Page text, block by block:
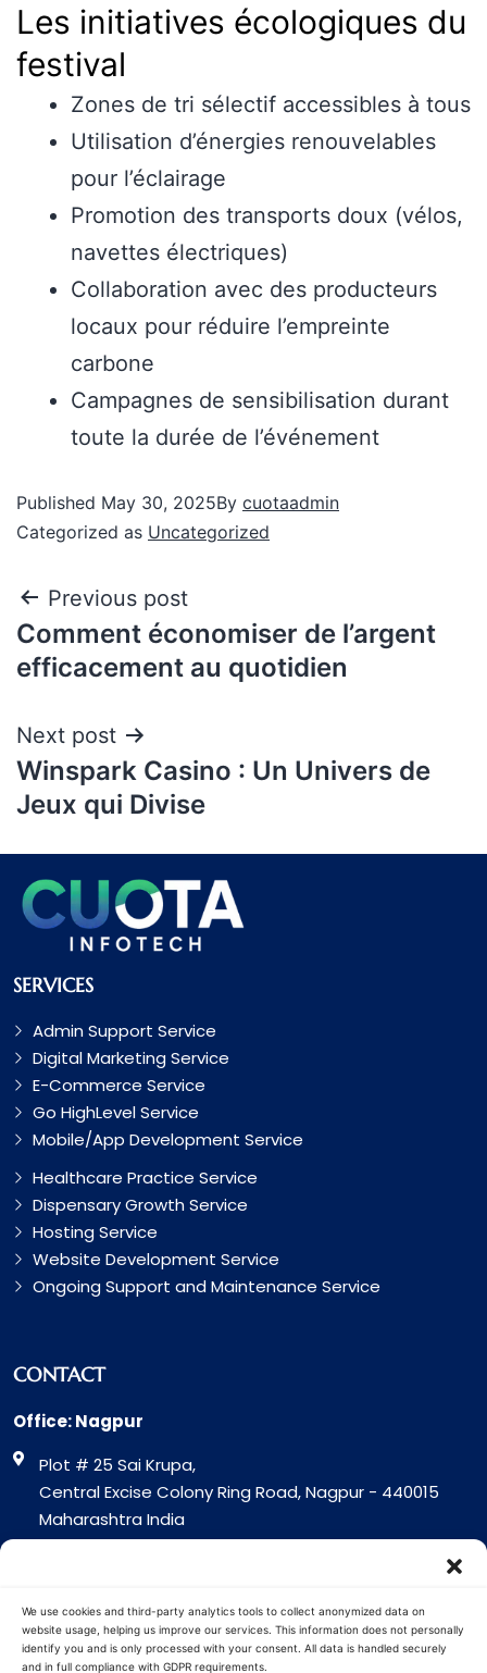
We use cookies and third-party analytics tools to collect anonymized data on
website usage, helping us improve our services. This information does not personally
identify you and is only processed with your consent. All data is handled securely
and in full compliance with GDPR requirements.
Les initiatives écologiques du
festival
Zones de tri sélectif accessibles à tous
Utilisation d’énergies renouvelables
pour l’éclairage
Promotion des transports doux (vélos,
navettes électriques)
Collaboration avec des producteurs
locaux pour réduire l’empreinte
carbone
Campagnes de sensibilisation durant
toute la durée de l’événement
Published May 30, 2025By cuotaadmin
Categorized as Uncategorized
Previous post
Comment économiser de l’argent
efficacement au quotidien
Next post
Winspark Casino : Un Univers de
Jeux qui Divise
SERVICES
Admin Support Service
Digital Marketing Service
E-Commerce Service
Go HighLevel Service
Mobile/App Development Service
Healthcare Practice Service
Dispensary Growth Service
Hosting Service
Website Development Service
Ongoing Support and Maintenance Service
CONTACT
Office: Nagpur
Plot # 25 Sai Krupa,
Central Excise Colony Ring Road, Nagpur - 440015
Maharashtra India
317 Green Plaza Motha Varacha, Near VIP Circle
Surat - 394101
Gujrat India